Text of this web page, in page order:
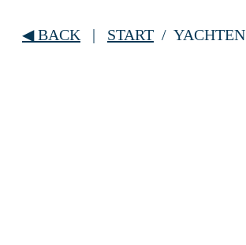
◀BACK | START / YACHTEN